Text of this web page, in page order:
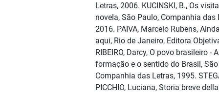
Letras, 2006. KUCINSKI, B., Os
novela, São Paulo, Companhia das
2016. PAIVA, Marcelo Rubens,
aqui, Rio de Janeiro, Editora
RIBEIRO, Darcy, O povo brasileiro - A
formação e o sentido do Brasil,
Companhia das Letras, 1995.
PICCHIO, Luciana, Storia breve della